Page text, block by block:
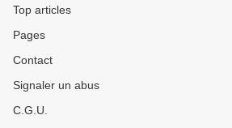
Top articles
Pages
Contact
Signaler un abus
C.G.U.